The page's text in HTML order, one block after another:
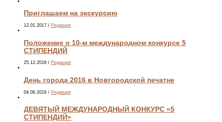
Приглашаем на экскурсию
12.01.2017 / Редакция
Положение о 10-м международном конкурсе 5
СТИПЕНДИЙ
25.12.2016 / Редакция
День города 2016 в Новгородской печатне
04.06.2016 / Редакция
ДЕВЯТЫЙ МЕЖДУНАРОДНЫЙ КОНКУРС «5
СТИПЕНДИЙ»